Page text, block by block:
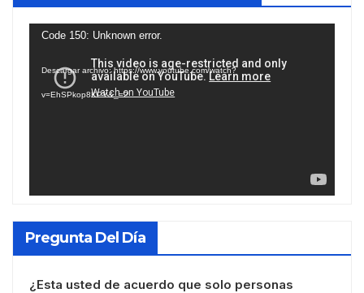
Reproductor
vídeo
Code 150: Unknown error.
Descargar archivo: https://www.youtube.com/watch?
v=EhSPkop8KPY&_=2
Pregunta Del Día
¿Esta usted de acuerdo que solo personas